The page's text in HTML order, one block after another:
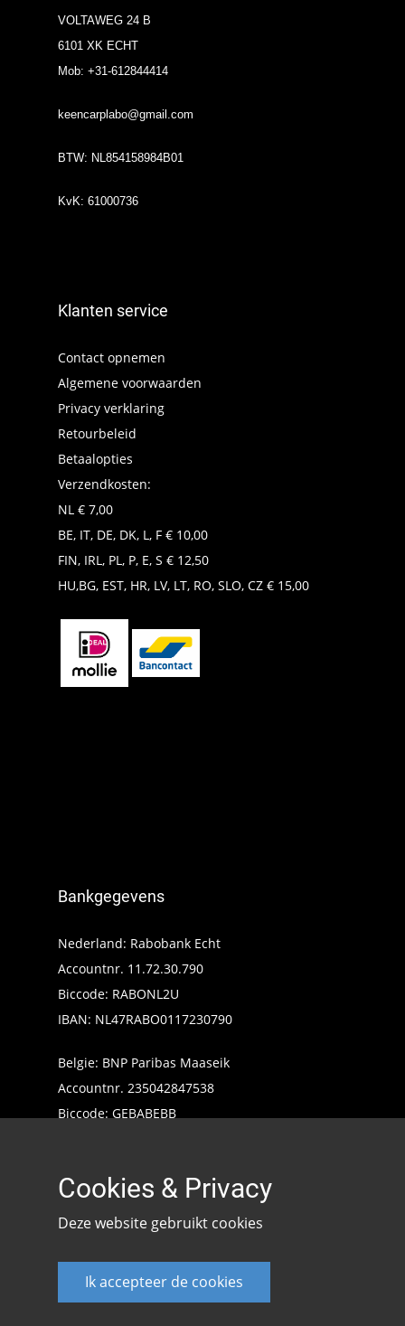
VOLTAWEG 24 B
6101 XK ECHT
Mob: +31-612844414
keencarplabo@gmail.com
BTW: NL854158984B01
KvK: 61000736
Klanten service
Contact opnemen
Algemene voorwaarden
Privacy verklaring
Retourbeleid
Betaalopties
Verzendkosten:
NL € 7,00
BE, IT, DE, DK, L, F € 10,00
FIN, IRL, PL, P, E, S € 12,50
HU,BG, EST, HR, LV, LT, RO, SLO, CZ € 15,00
Bankgegevens
Nederland: Rabobank Echt
Accountnr. 11.72.30.790
Biccode: RABONL2U
IBAN: NL47RABO0117230790
Belgie: BNP Paribas Maaseik
Accountnr. 235042847538
Biccode: GEBABEBB
Keencarp 2020
Cookies & Privacy
Deze website gebruikt cookies
Ik accepteer de cookies